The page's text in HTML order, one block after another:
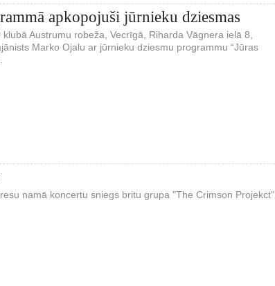
apkopojuši jūrnieku dziesmas
Austrumu robeža, Vecrīgā, Riharda Vāgnera ielā 8,
Marko Ojalu ar jūrnieku dziesmu programmu “Jūras
namā koncertu sniegs britu grupa "The Crimson Projekct",